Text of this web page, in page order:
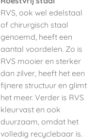
RVS, ook wel edelstaal
of chirurgisch staal
genoemd, heeft een
aantal voordelen. Zo is
RVS mooier en sterker
dan zilver, heeft het een
fijnere structuur en glimt
het meer. Verder is RVS
kleurvast en ook
duurzaam, omdat het
volledig recyclebaar is.